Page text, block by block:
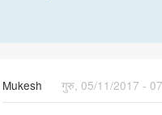
Mukesh
गुरु, 05/11/2017 -